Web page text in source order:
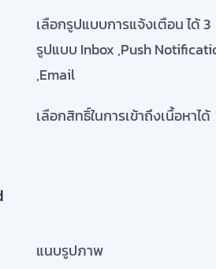
เลือกรูปแบบการแจ้งเตือน ได้ 3
รูปแบบ Inbox ,Push
,Email
เลือกสิทธิ์ในการเข้าถึงเนื้อหาได้
แนบรูปภาพ